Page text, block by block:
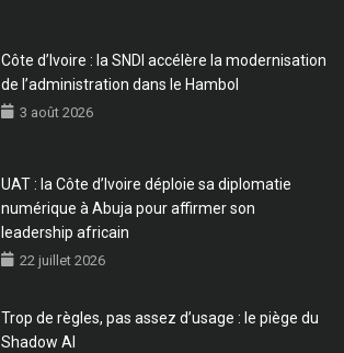
Côte d’Ivoire : la SNDI accélère la modernisation
de l’administration dans le Hambol
3 août 2026
UAT : la Côte d’Ivoire déploie sa diplomatie
numérique à Abuja pour affirmer son
leadership africain
22 juillet 2026
Trop de règles, pas assez d’usage : le piège du
Shadow AI